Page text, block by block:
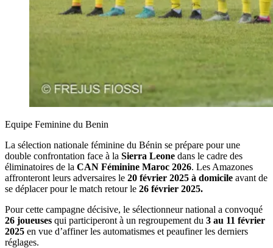
Equipe Feminine du Benin
La sélection nationale féminine du Bénin se prépare pour une
double confrontation face à la Sierra Leone dans le cadre des
éliminatoires de la CAN Féminine Maroc 2026. Les Amazones
affronteront leurs adversaires le 20 février 2025 à domicile avant de
se déplacer pour le match retour le 26 février 2025.
Pour cette campagne décisive, le sélectionneur national a convoqué
26 joueuses qui participeront à un regroupement du 3 au 11 février
2025 en vue d’affiner les automatismes et peaufiner les derniers
réglages.